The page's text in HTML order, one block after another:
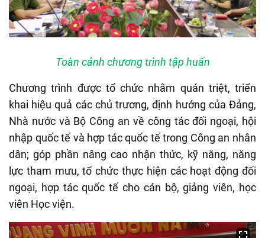
Toàn cảnh chương trình tập huấn
Chương trình được tổ chức nhằm quán triệt, triển
khai hiệu quả các chủ trương, định hướng của Đảng,
Nhà nước và Bộ Công an về công tác đối ngoại, hội
nhập quốc tế và hợp tác quốc tế trong Công an nhân
dân; góp phần nâng cao nhận thức, kỹ năng, năng
lực tham mưu, tổ chức thực hiện các hoạt động đối
ngoại, hợp tác quốc tế cho cán bộ, giảng viên, học
viên Học viện.